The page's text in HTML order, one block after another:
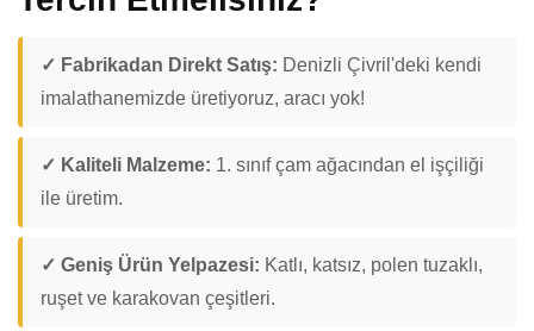
✓ Fabrikadan Direkt Satış: Denizli Çivril'deki kendi
imalathanemizde üretiyoruz, aracı yok!
✓ Kaliteli Malzeme: 1. sınıf çam ağacından el işçiliği
ile üretim.
✓ Geniş Ürün Yelpazesi: Katlı, katsız, polen tuzaklı,
ruşet ve karakovan çeşitleri.